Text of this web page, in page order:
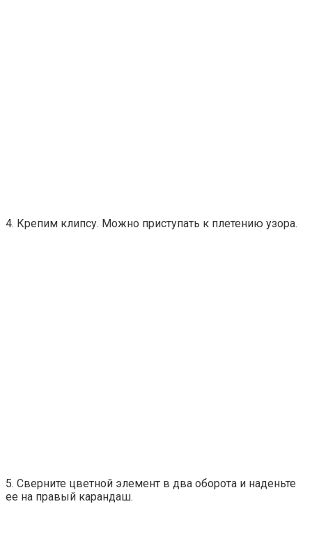
4. Крепим клипсу. Можно приступать к плетению узора.
5. Сверните цветной элемент в два оборота и наденьте
ее на правый карандаш.